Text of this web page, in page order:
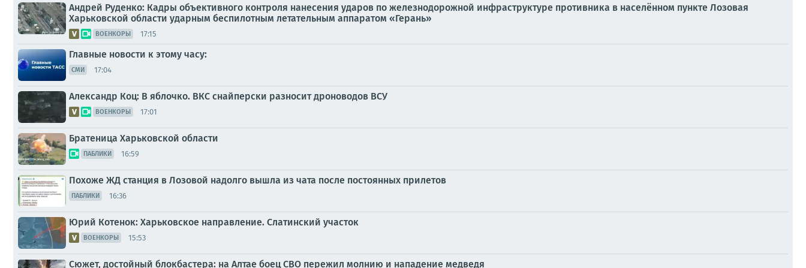
Андрей Руденко: Кадры объективного контроля нанесения ударов по железнодорожной инфраструктуре противника в населённом пункте Лозовая
Харьковской области ударным беспилотным летательным аппаратом «Герань»
ВОЕНКОРЫ 17:15
Главные новости к этому часу:
СМИ 17:04
Александр Коц: В яблочко. ВКС снайперски разносит дроноводов ВСУ
ВОЕНКОРЫ 17:01
Братеница Харьковской области
ПАБЛИКИ 16:59
Похоже ЖД станция в Лозовой надолго вышла из чата после постоянных прилетов
ПАБЛИКИ 16:36
Юрий Котенок: Харьковское направление. Слатинский участок
ВОЕНКОРЫ 15:53
Сюжет, достойный блокбастера: на Алтае боец СВО пережил молнию и нападение медведя